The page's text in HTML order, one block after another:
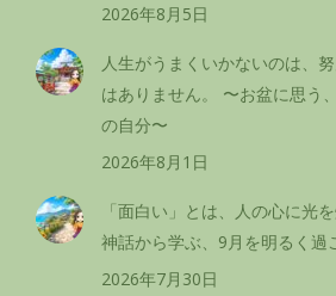
2026年8月5日
人生がうまくいかないのは、
はありません。 〜お盆に思う
の自分〜
2026年8月1日
「面白い」とは、人の心に光
神話から学ぶ、9月を明るく過
2026年7月30日